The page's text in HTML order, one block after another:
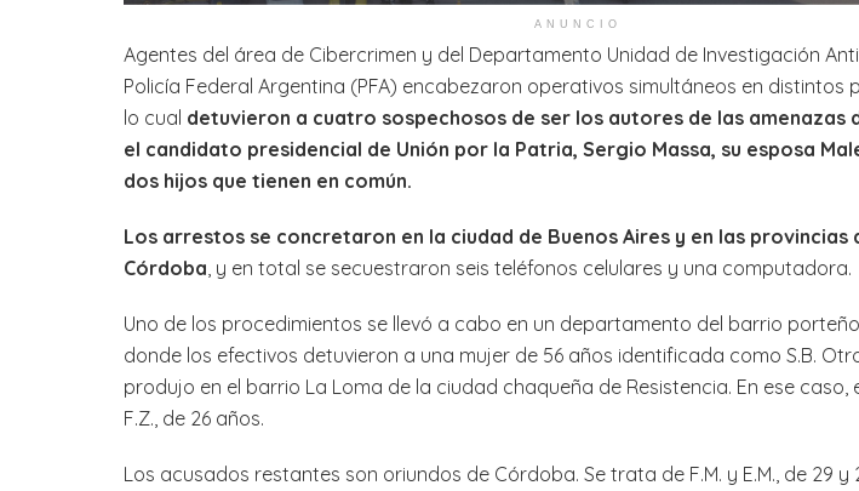
ANUNCIO
Agentes del área de Cibercrimen y del Departamento Unidad de Investigación
Policía Federal Argentina (PFA) encabezaron operativos simultáneos en distintos
lo cual detuvieron a cuatro sospechosos de ser los autores de las amenazas
el candidato presidencial de Unión por la Patria, Sergio Massa, su esposa
dos hijos que tienen en común.
Los arrestos se concretaron en la ciudad de Buenos Aires y en las provincias
Córdoba , y en total se secuestraron seis teléfonos celulares y una computadora.
Uno de los procedimientos se llevó a cabo en un departamento del barrio
donde los efectivos detuvieron a una mujer de 56 años identificada como S.B.
produjo en el barrio La Loma de la ciudad chaqueña de Resistencia. En ese caso,
F.Z., de 26 años.
Los acusados restantes son oriundos de Córdoba. Se trata de F.M. y E.M., de 29 y